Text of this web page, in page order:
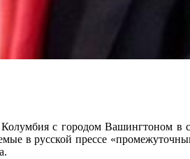
с городом Вашингтоном
в русской прессе